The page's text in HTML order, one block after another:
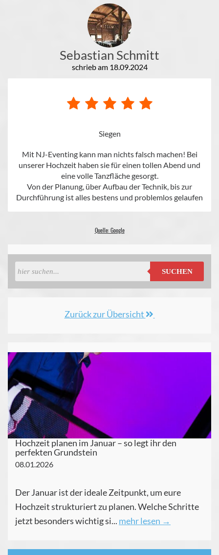
Sebastian Schmitt
schrieb am 18.09.2024
Hochzeit
Siegen
Mit NJ-Eventing kann man nichts falsch machen! Bei
unserer Hochzeit haben sie für einen tollen Abend und
eine volle Tanzfläche gesorgt.
Von der Planung, über Aufbau der Technik, bis zur
Durchführung ist alles bestens und problemlos gelaufen
Quelle: Google
SUCHEN
Zurück zur Übersicht
Hochzeit planen im Januar – so legt ihr den
perfekten Grundstein
08.01.2026
Der Januar ist der ideale Zeitpunkt, um eure
Hochzeit strukturiert zu planen. Welche Schritte
jetzt besonders wichtig si... mehr lesen →